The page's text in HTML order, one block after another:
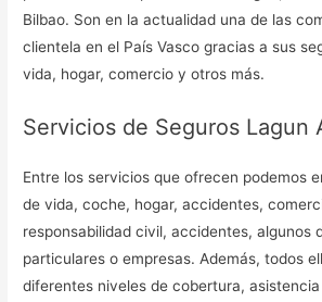
Bilbao. Son en la actualidad una de las
clientela en el País Vasco gracias a sus
vida, hogar, comercio y otros más.
Servicios de Seguros Lagun
Entre los servicios que ofrecen podemos
de vida, coche, hogar, accidentes,
responsabilidad civil, accidentes, algunos
particulares o empresas. Además, todos
diferentes niveles de cobertura,